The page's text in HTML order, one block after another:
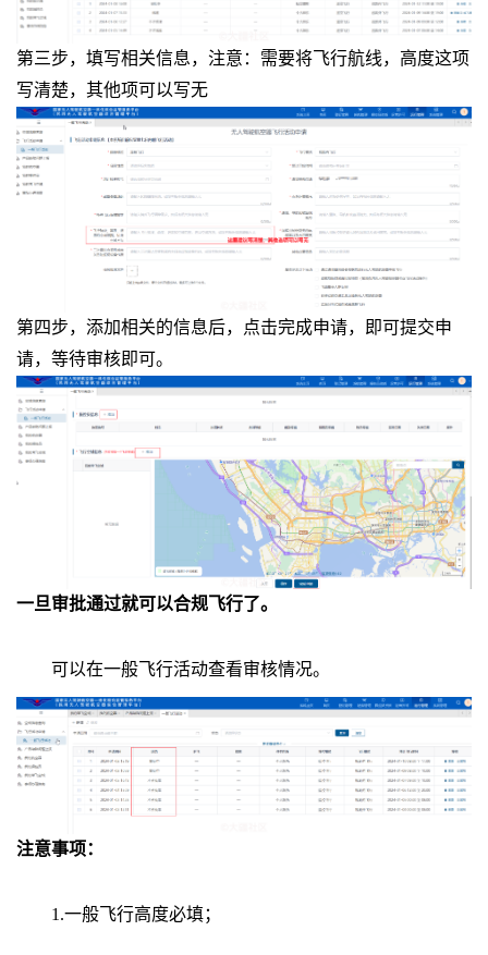
第三步，填写相关信息，注意：需要将飞行航线，高度这项
写清楚，其他项可以写无
第四步，添加相关的信息后，点击完成申请，即可提交申
请，等待审核即可。
一旦审批通过就可以合规飞行了。
可以在一般飞行活动查看审核情况。
注意事项：
1.一般飞行高度必填；